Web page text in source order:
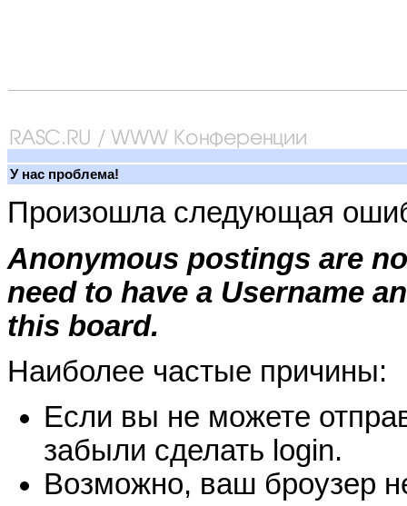
У нас проблема!
Произошла следующая
Anonymous postings are
need to have a Username
this board.
Наиболее частые причины:
Если вы не можете
забыли сделать login.
Возможно, ваш броузер